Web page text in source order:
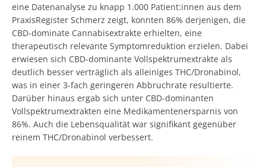
eine Datenanalyse zu knapp 1.000 Patient:innen aus dem
PraxisRegister Schmerz zeigt, konnten 86% derjenigen, die
CBD-dominate Cannabisextrakte erhielten, eine
therapeutisch relevante Symptomreduktion erzielen. Dabei
erwiesen sich CBD-dominante Vollspektrumextrakte als
deutlich besser verträglich als alleiniges THC/Dronabinol,
was in einer 3-fach geringeren Abbruchrate resultierte.
Darüber hinaus ergab sich unter CBD-dominanten
Vollspektrumextrakten eine Medikamentenersparnis von
86%. Auch die Lebensqualität war signifikant gegenüber
reinem THC/Dronabinol verbessert.